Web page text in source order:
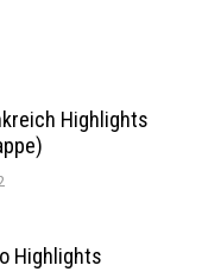
Highlights
Highlights